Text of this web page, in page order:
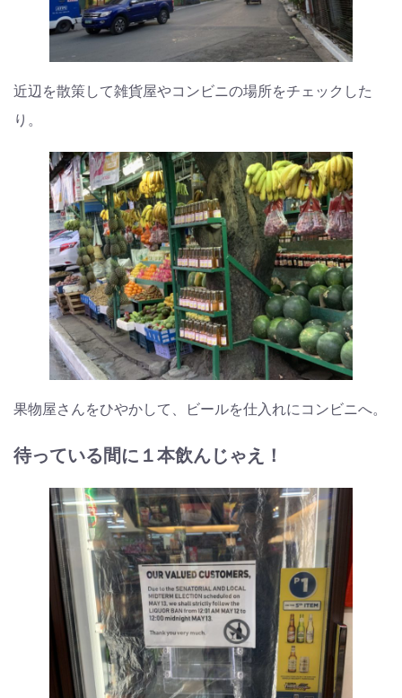
近辺を散策して雑貨屋やコンビニの場所をチェックした
り。
果物屋さんをひやかして、ビールを仕入れにコンビニへ。
待っている間に１本飲んじゃえ！